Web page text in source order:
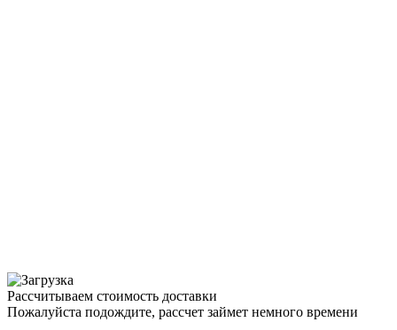
Рассчитываем стоимость доставки
Пожалуйста подождите, рассчет займет немного времени